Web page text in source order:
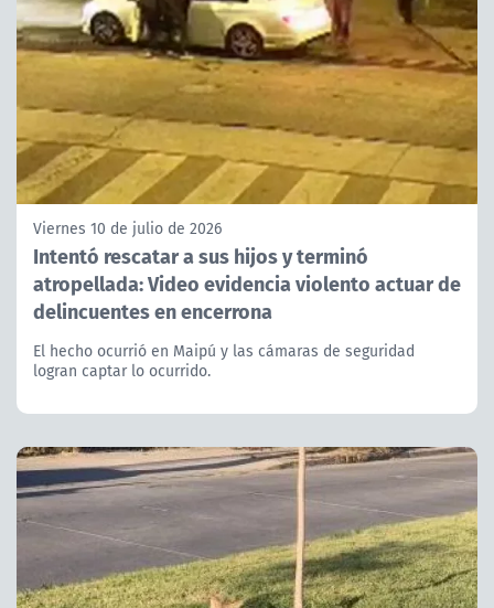
Viernes 10 de julio de 2026
Intentó rescatar a sus hijos y terminó
atropellada: Video evidencia violento actuar de
delincuentes en encerrona
El hecho ocurrió en Maipú y las cámaras de seguridad
logran captar lo ocurrido.